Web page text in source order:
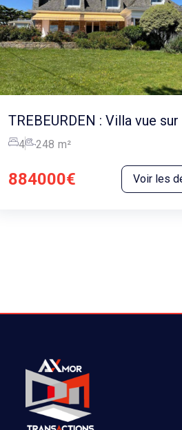
TREBEURDEN : Villa vue
4 248 m²
884000€ Voir les